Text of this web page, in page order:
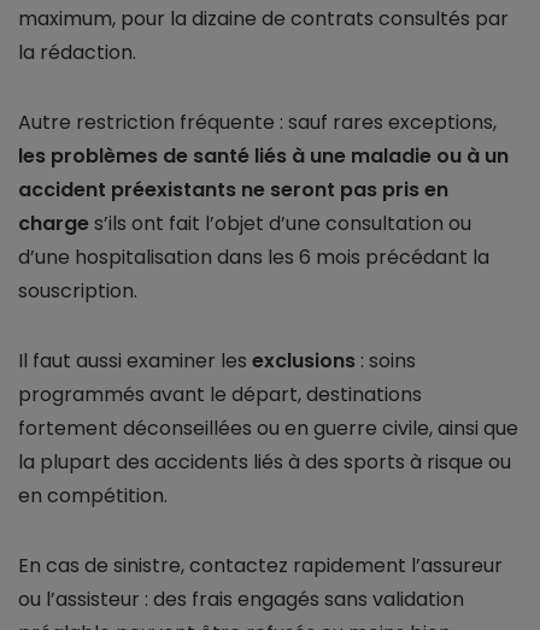
maximum, pour la dizaine de contrats consultés par
la rédaction.
Autre restriction fréquente : sauf rares exceptions,
les problèmes de santé liés à une maladie ou à un
accident préexistants ne seront pas pris en
charges’ils ont fait l’objet d’une consultation ou
d’une hospitalisation dans les 6 mois précédant la
souscription.
Il faut aussi examiner les exclusions : soins
programmés avant le départ, destinations
fortement déconseillées ou en guerre civile, ainsi que
la plupart des accidents liés à des sports à risque ou
en compétition.
En cas de sinistre, contactez rapidement l’assureur
ou l’assisteur : des frais engagés sans validation